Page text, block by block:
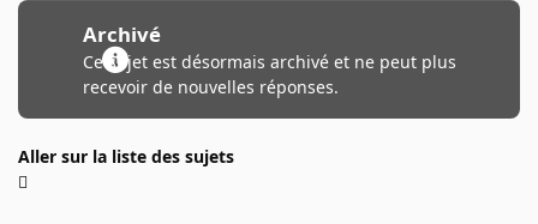
Archivé
Ce sujet est désormais archivé et ne peut plus
recevoir de nouvelles réponses.
Aller sur la liste des sujets